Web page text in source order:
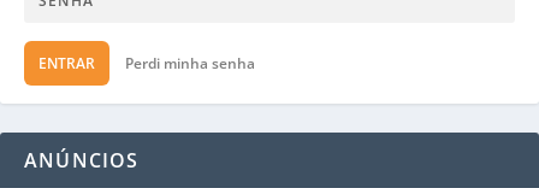
ENTRAR Perdi minha senha
ANÚNCIOS